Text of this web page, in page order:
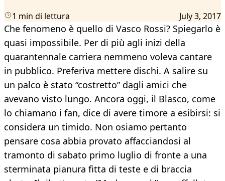
1 min di lettura July 3, 2017
Che fenomeno è quello di Vasco Rossi? Spiegarlo è
quasi impossibile. Per di più agli inizi della
quarantennale carriera nemmeno voleva cantare
in pubblico. Preferiva mettere dischi. A salire su
un palco è stato “costretto” dagli amici che
avevano visto lungo. Ancora oggi, il Blasco, come
lo chiamano i fan, dice di avere timore a esibirsi: si
considera un timido. Non osiamo pertanto
pensare cosa abbia provato affacciandosi al
tramonto di sabato primo luglio di fronte a una
sterminata pianura fitta di teste e di braccia